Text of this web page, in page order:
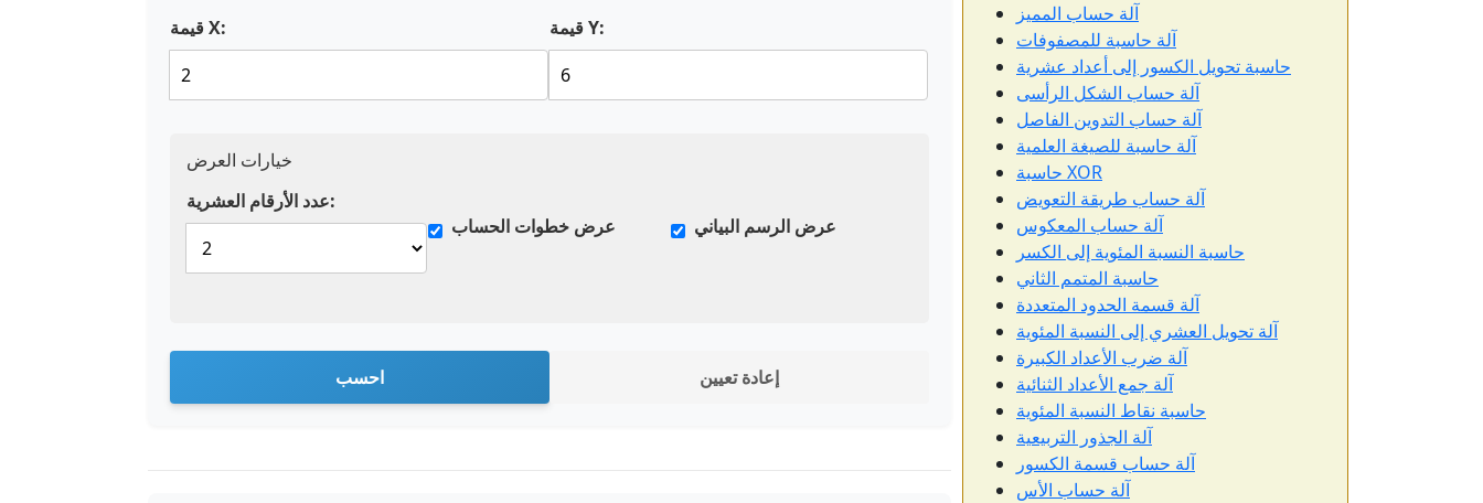
قيمة X: قيمة Y:
خيارات العرض
عدد الأرقام العشرية:
عرض خطوات الحساب
عرض الرسم البياني
احسب إعادة تعيين
آلة حساب المميز
آلة حاسبة للمصفوفات
حاسبة تحويل الكسور إلى أعداد عشرية
آلة حساب الشكل الرأسى
آلة حساب التدوين الفاصل
آلة حاسبة للصيغة العلمية
حاسبة XOR
آلة حساب طريقة التعويض
آلة حساب المعكوس
حاسبة النسبة المئوية إلى الكسر
حاسبة المتمم الثاني
آلة قسمة الحدود المتعددة
آلة تحويل العشري إلى النسبة المئوية
آلة ضرب الأعداد الكبيرة
آلة جمع الأعداد الثنائية
حاسبة نقاط النسبة المئوية
آلة الجذور التربيعية
آلة حساب قسمة الكسور
آلة حساب الأس